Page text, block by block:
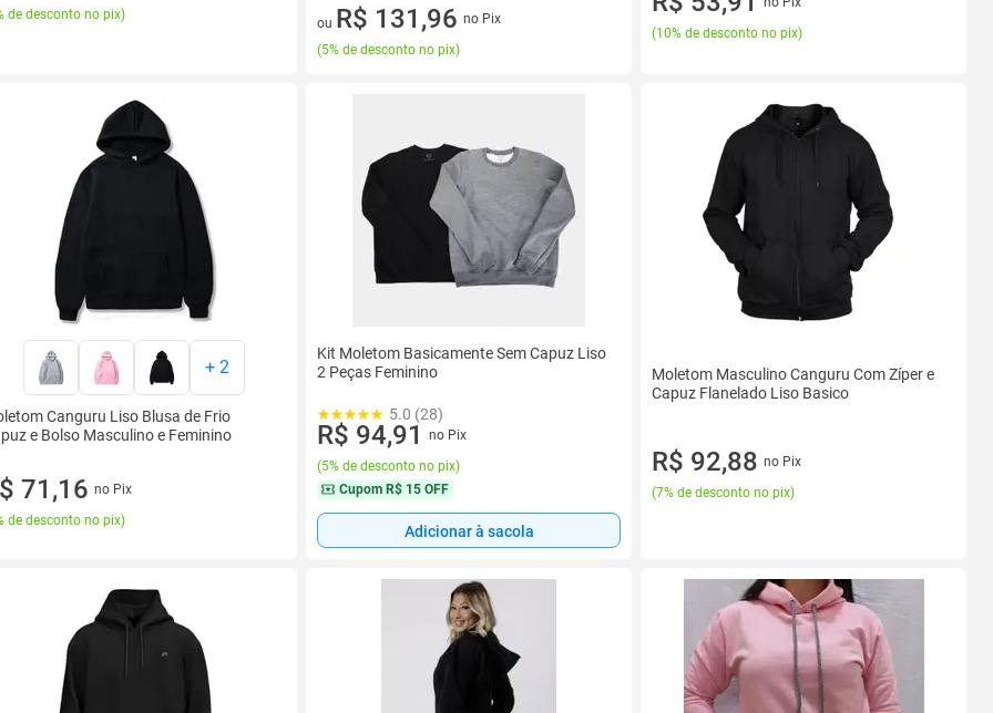
de desconto no pix)
2 vez de R$ 69,45 sem juros
ou R$ 131,96 no Pix
(5% de desconto no pix)
(10% de desconto no pix)
+ 2
Canguru Liso Blusa de Frio
e Bolso Masculino e Feminino
71,16 no Pix
de desconto no pix)
Kit Moletom Basicamente Sem Capuz Liso
2 Peças Feminino
5.0 (28)
R$ 94,91
no Pix
(5% de desconto no pix)
Cupom R$ 15 OFF
Adicionar à sacola
Moletom Masculino Canguru Com Zíper e
Capuz Flanelado Liso Basico
R$ 92,88 no Pix
(7% de desconto no pix)